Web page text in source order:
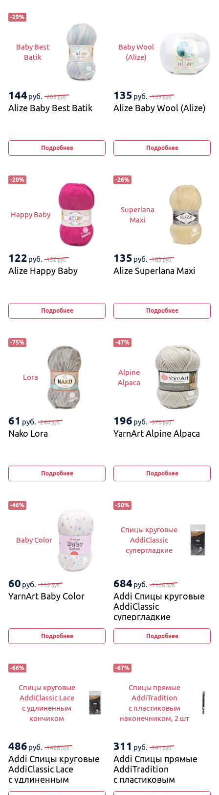
-29%
Baby Best
Batik
144 руб. 203руб.
Alize Baby Best Batik
Подробнее
Baby Wool
(Alize)
135 руб. 139руб.
Alize Baby Wool (Alize)
Подробнее
-20%
Happy Baby
122 руб. 152руб.
Alize Happy Baby
Подробнее
-26%
Superlana
Maxi
135 руб. 183руб.
Alize Superlana Maxi
Подробнее
-75%
Lora
61 руб. 244руб.
Nako Lora
Подробнее
-47%
Alpine
Alpaca
196 руб. 370руб.
YarnArt Alpine Alpaca
Подробнее
-46%
Baby Color
60 руб. 112руб.
YarnArt Baby Color
Подробнее
-50%
Спицы круговые
AddiClassic
супергладкие
684 руб. 1368руб.
Addi Спицы круговые
AddiClassic
супергладкие
Подробнее
-66%
Спицы круговые
AddiClassic Lace
с удлиненным
кончиком
486 руб. 1428руб.
Addi Спицы круговые
AddiClassic Lace
с удлиненным
кончиком
-67%
Спицы прямые
AddiTradition
с пластиковым
наконечником, 2 шт
311 руб. 941руб.
Addi Спицы прямые
AddiTradition
с пластиковым
наконечником, 2 шт